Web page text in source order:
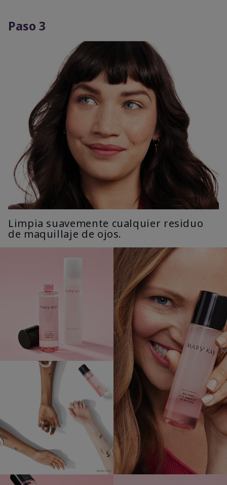
Paso 3
Limpia suavemente cualquier residuo
de maquillaje de ojos.